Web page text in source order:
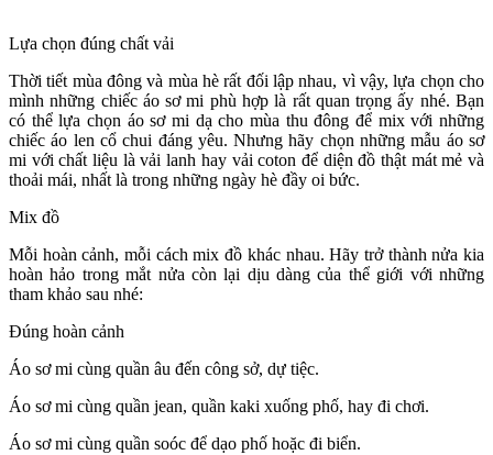
Lựa chọn đúng chất vải
Thời tiết mùa đông và mùa hè rất đối lập nhau, vì vậy, lựa chọn cho
mình những chiếc áo sơ mi phù hợp là rất quan trọng ấy nhé. Bạn
có thể lựa chọn áo sơ mi dạ cho mùa thu đông để mix với những
chiếc áo len cổ chui đáng yêu. Nhưng hãy chọn những mẫu áo sơ
mi với chất liệu là vải lanh hay vải coton để diện đồ thật mát mẻ và
thoải mái, nhất là trong những ngày hè đầy oi bức.
Mix đồ
Mỗi hoàn cảnh, mỗi cách mix đồ khác nhau. Hãy trở thành nửa kia
hoàn hảo trong mắt nửa còn lại dịu dàng của thể giới với những
tham khảo sau nhé:
Đúng hoàn cảnh
Áo sơ mi cùng quần âu đến công sở, dự tiệc.
Áo sơ mi cùng quần jean, quần kaki xuống phố, hay đi chơi.
Áo sơ mi cùng quần soóc để dạo phố hoặc đi biển.